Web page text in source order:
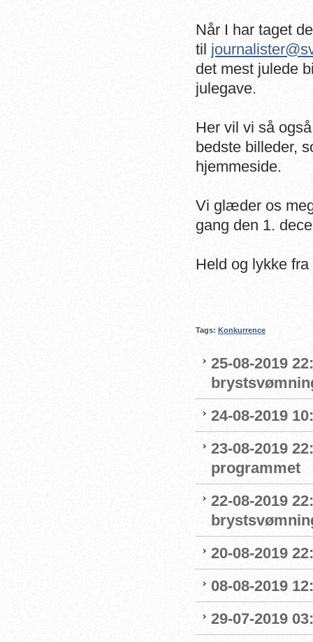
Når I har taget
til
det mest julede
julegave.
Her vil vi så
bedste billeder,
hjemmeside.
Vi glæder os
gang den 1.
Held og lykke
Tags: Konkurrence
25-08-2019
24-08-2019
23-08-2019
programmet
22-08-2019
20-08-2019
08-08-2019
29-07-2019